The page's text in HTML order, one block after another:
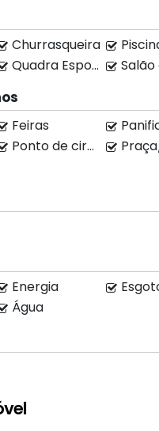
á carvão;
entregue e pronto
está localizado
a serviços,
toda a
seu dia a dia.
de morar
segurança,
para sua família!
e agende sua visita!
Churrasqueira
Quadra Esportiva Salão
Feiras
Ponto de circular
Energia
Água